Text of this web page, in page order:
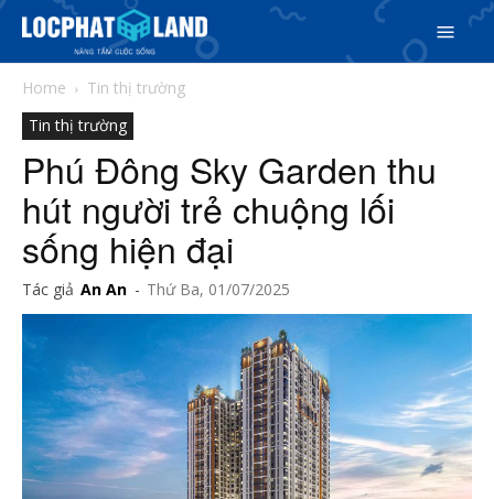
Search
Search
5/5(1 Review)
Phiên bản cập nhật V3
& tìm kiếm nhanh chóng hơn
Trang chủ
Home
Tin thị trường
Tin thị trường
Phú Đông Sky Garden thu
hút người trẻ chuộng lối
sống hiện đại
Tác giả An An - Thứ Ba, 01/07/2025